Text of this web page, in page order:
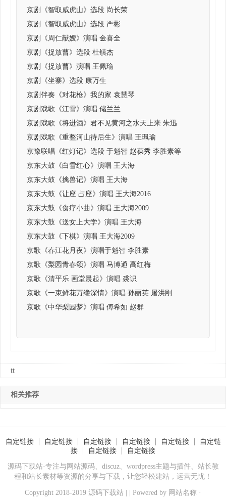
京剧《智取威虎山》选段 尚长荣
京剧《智取威虎山》选段 严彬
京剧《周仁献嫂》演唱 金喜全
京剧《捉放曹》选段 杜镇杰
京剧《捉放曹》演唱 王佩瑜
京剧《坐寨》选段 康万生
京剧伴奏《对花枪》我的家 袁慧琴
京剧戏歌《江雪》演唱 储兰兰
京剧戏歌《将进酒》君不见黄河之水天上来 朱迅
京剧戏歌《重整河山待后生》演唱 王珮瑜
京豫联唱《红灯记》选段 于魁智 赵葆秀 李胜素等
京东大鼓《白雪红心》演唱 王大海
京东大鼓《擒兽记》演唱 王大海
京东大鼓《让座 占座》演唱 王大海2016
京东大鼓《食疗小曲》演唱 王大海2009
京东大鼓《送女上大学》演唱 王大海
京东大鼓《下棋》演唱 王大海2009
京歌《春江花月夜》演唱于魁智 李胜素
京歌《梨园青春颂》演唱 马博通 高红梅
京歌《清平乐 画堂晨起》演唱 裘识
京歌《一束鲜花万缕深情》演唱 孙丽英 屠洪刚
京歌《中华梨园梦》演唱 傅希如 赵群
tt
相关推荐
自定链接 自定链接 自定链接 自定链接 自定链接
自定链
接
自定链接 自定链接
源码下载站-专注与网站源码、discuz、wordpress主题与插件、站长教
程和站长素材等资源的分享与下载，让您轻松建站，运营无忧！
Copyright 2018-2019 源码下载站 | | Powered by 网站名称 ·